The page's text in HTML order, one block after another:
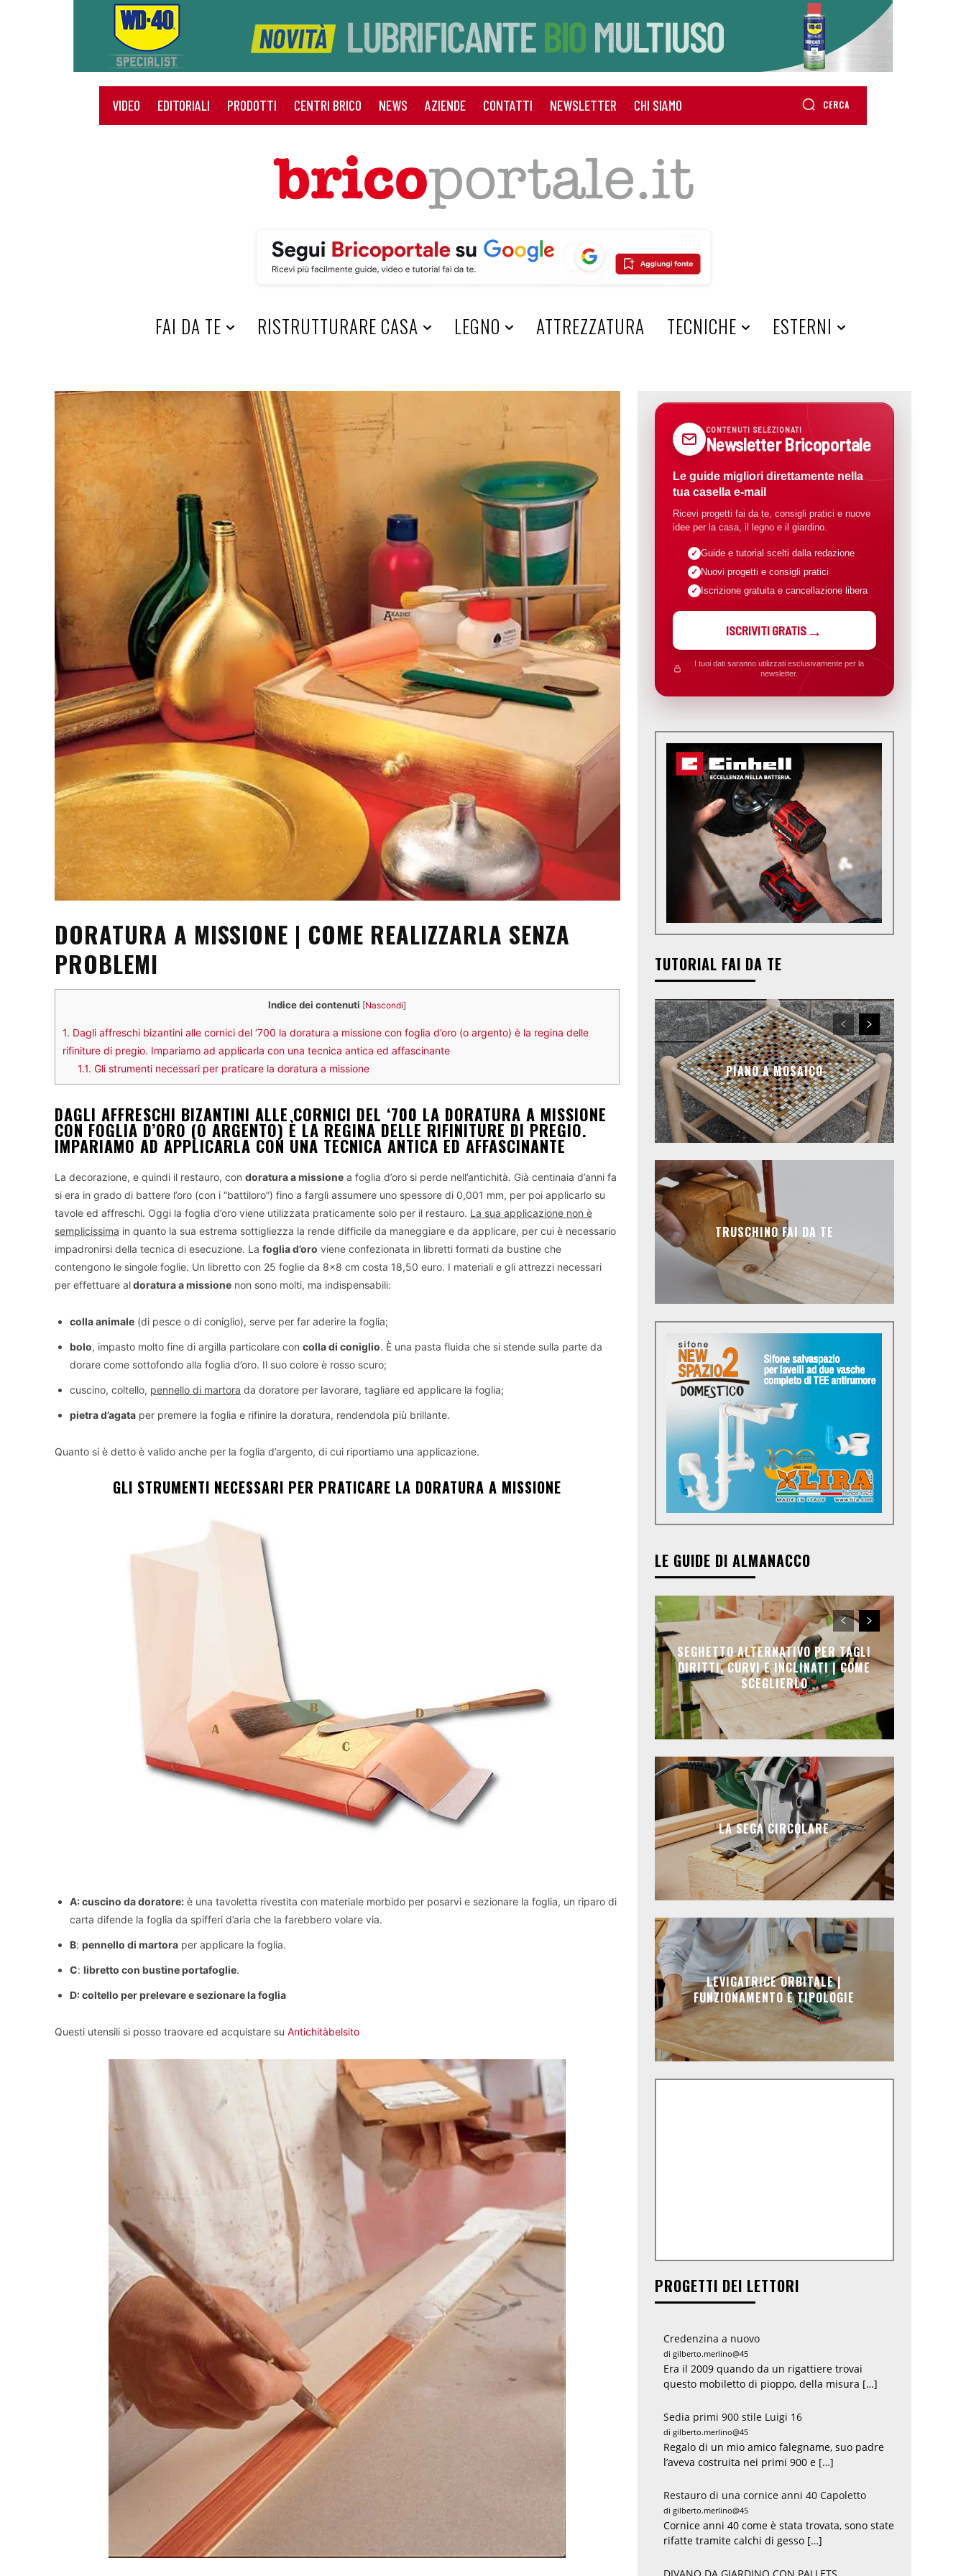
VIDEO EDITORIALI PRODOTTI CENTRI BRICO NEWS AZIENDE CONTATTI NEWSLETTER CHI SIAMO CERCA
HOME
FAI DA TE RISTRUTTURARE CASA LEGNO ATTREZZATURA TECNICHE ESTERNI
DORATURA A MISSIONE | COME REALIZZARLA SENZA
PROBLEMI
Indice dei contenuti [Nascondi]
1. Dagli affreschi bizantini alle cornici del ‘700 la doratura a missione con foglia d’oro (o argento) è la regina delle
rifiniture di pregio. Impariamo ad applicarla con una tecnica antica ed affascinante
1.1. Gli strumenti necessari per praticare la doratura a missione
DAGLI AFFRESCHI BIZANTINI ALLE CORNICI DEL ‘700 LA DORATURA A MISSIONE
CON FOGLIA D’ORO (O ARGENTO) È LA REGINA DELLE RIFINITURE DI PREGIO.
IMPARIAMO AD APPLICARLA CON UNA TECNICA ANTICA ED AFFASCINANTE
La decorazione, e quindi il restauro, con doratura a missione a foglia d’oro si perde nell’antichità. Già centinaia d’anni fa
si era in grado di battere l’oro (con i “battiloro”) fino a fargli assumere uno spessore di 0,001 mm, per poi applicarlo su
tavole ed affreschi. Oggi la foglia d’oro viene utilizzata praticamente solo per il restauro. La sua applicazione non è
semplicissima in quanto la sua estrema sottigliezza la rende difficile da maneggiare e da applicare, per cui è necessario
impadronirsi della tecnica di esecuzione. La foglia d’oro viene confezionata in libretti formati da bustine che
contengono le singole foglie. Un libretto con 25 foglie da 8×8 cm costa 18,50 euro. I materiali e gli attrezzi necessari
per effettuare aldoratura a missione non sono molti, ma indispensabili:
colla animale (di pesce o di coniglio), serve per far aderire la foglia;
bolo, impasto molto fine di argilla particolare con colla di coniglio. È una pasta fluida che si stende sulla parte da
dorare come sottofondo alla foglia d’oro. Il suo colore è rosso scuro;
cuscino, coltello, pennello di martora da doratore per lavorare, tagliare ed applicare la foglia;
pietra d’agata per premere la foglia e rifinire la doratura, rendendola più brillante.
Quanto si è detto è valido anche per la foglia d’argento, di cui riportiamo una applicazione.
GLI STRUMENTI NECESSARI PER PRATICARE LA DORATURA A MISSIONE
A: cuscino da doratore: è una tavoletta rivestita con materiale morbido per posarvi e sezionare la foglia, un riparo di
carta difende la foglia da spifferi d’aria che la farebbero volare via.
B: pennello di martora per applicare la foglia.
C: libretto con bustine portafoglie.
D: coltello per prelevare e sezionare la foglia
Questi utensili si posso traovare ed acquistare su Antichitàbelsito
CONTENUTI SELEZIONATI
Newsletter Bricoportale
Le guide migliori direttamente nella
tua casella e-mail
Ricevi progetti fai da te, consigli pratici e nuove
idee per la casa, il legno e il giardino.
Guide e tutorial scelti dalla redazione
Nuovi progetti e consigli pratici
Iscrizione gratuita e cancellazione libera
ISCRIVITI GRATIS
I tuoi dati saranno utilizzati esclusivamente per la
newsletter.
TUTORIAL FAI DA TE
PIANO A MOSAICO
TRUSCHINO FAI DA TE
LE GUIDE DI ALMANACCO
SEGHETTO ALTERNATIVO PER TAGLI
DIRITTI, CURVI E INCLINATI | COME
SCEGLIERLO
LA SEGA CIRCOLARE
LEVIGATRICE ORBITALE |
FUNZIONAMENTO E TIPOLOGIE
PROGETTI DEI LETTORI
Credenzina a nuovo
di gilberto.merlino@45
Era il 2009 quando da un rigattiere trovai
questo mobiletto di pioppo, della misura […]
Sedia primi 900 stile Luigi 16
di gilberto.merlino@45
Regalo di un mio amico falegname, suo padre
l’aveva costruita nei primi 900 e […]
Restauro di una cornice anni 40 Capoletto
di gilberto.merlino@45
Cornice anni 40 come è stata trovata, sono state
rifatte tramite calchi di gesso […]